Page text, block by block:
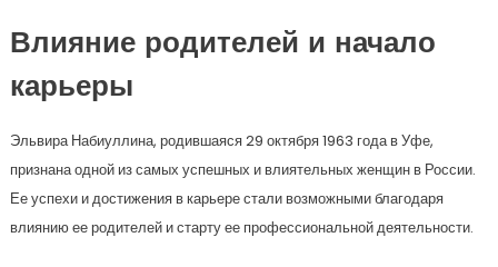
Влияние родителей и начало
карьеры
Эльвира Набиуллина, родившаяся 29 октября 1963 года в Уфе,
признана одной из самых успешных и влиятельных женщин в России.
Ее успехи и достижения в карьере стали возможными благодаря
влиянию ее родителей и старту ее профессиональной деятельности.